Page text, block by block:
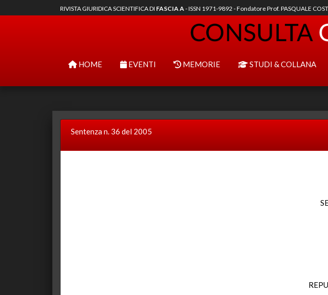
RIVISTA GIURIDICA SCIENTIFICA DI FASCIA A- ISSN 1971-9892 - Fondatore Prof. PASQUALE
HOME EVENTI MEMORIE STUDI & COLLANA
Sentenza n. 36 del 2005